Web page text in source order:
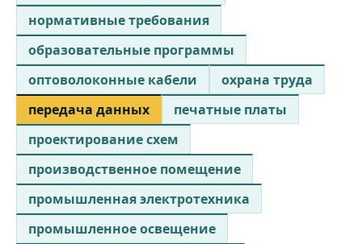
нормативные требования
образовательные программы
оптоволоконные кабели
охрана труда
передача данных
печатные платы
проектирование схем
производственное помещение
промышленная электротехника
промышленное освещение